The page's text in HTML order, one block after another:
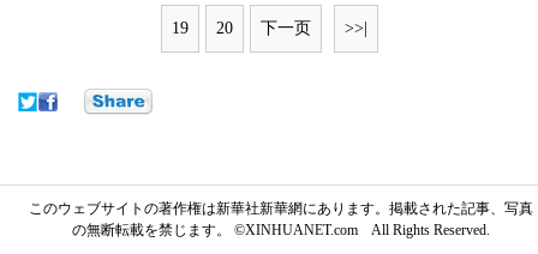
19 20 下一页 >>|
このウェブサイトの著作権は新華社新華網にあります。掲載された記事、写真
の無断転載を禁じます。 ©XINHUANET.com All Rights Reserved.